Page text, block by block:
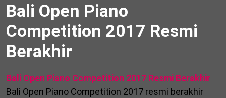
Bali Open Piano
Competition 2017 Resmi
Berakhir
Bali Open Piano Competition 2017 Resmi Berakhir
Bali Open Piano Competition 2017 resmi berakhir